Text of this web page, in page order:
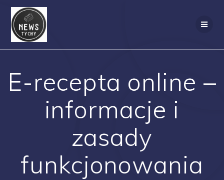
E-recepta online –
informacje i
zasady
funkcjonowania